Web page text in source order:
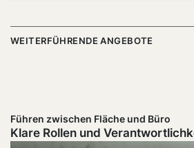
WEITERFÜHRENDE ANGEBOTE
Führen zwischen Fläche und Büro
Klare Rollen und